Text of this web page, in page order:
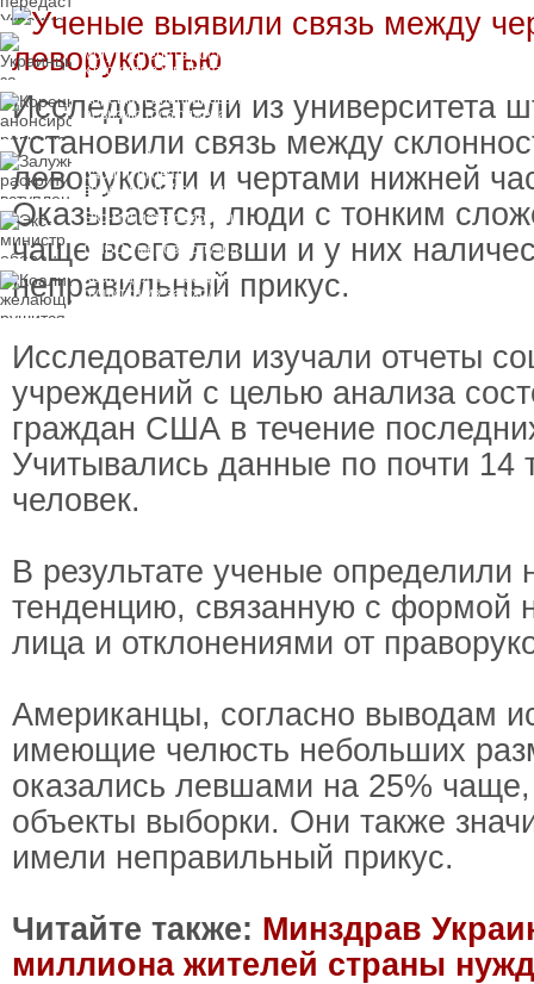
России
Украинцы за рубежом
могут потерять доступ
к госжилью и выплатам
Корецкий анонсировал
ревизию госбюджета
Залужный
раскритиковал
вступление Украины в
НАТО и предлагает
другие варианты
Экс-министр обороны
и бывший секретарь
СНБО Умеров получил
новую "вкусную"
должность
Коалиция желающих
рушится из-за ухода
Исследователи из университета
установили связь между
леворукости и чертами нижней
Оказывается, люди с тонким
чаще всего левши и у них
неправильный прикус.
Исследователи изучали отчеты
учреждений с целью анализа
граждан США в течение
Учитывались данные по почти 14
человек.
В результате ученые определили
тенденцию, связанную с формой
лица и отклонениями от
Американцы, согласно выводам
имеющие челюсть небольших
оказались левшами на 25%
объекты выборки. Они также
имели неправильный прикус.
Читайте также: Минздрав
миллиона жителей страны